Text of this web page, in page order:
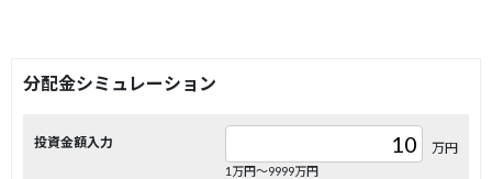
分配金シミュレーション
投資金額入力 万円
1万円〜9999万円